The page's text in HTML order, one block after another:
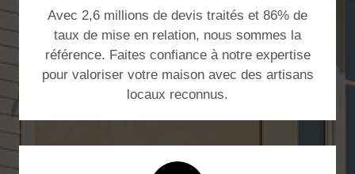
Avec 2,6 millions de devis traités et 86% de
taux de mise en relation, nous sommes la
référence. Faites confiance à notre expertise
pour valoriser votre maison avec des artisans
locaux reconnus.